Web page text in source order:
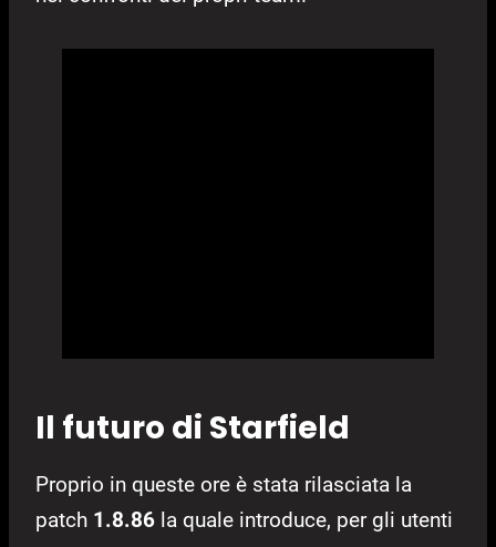
Il futuro di Starfield
Proprio in queste ore è stata rilasciata la
patch 1.8.86 la quale introduce, per gli utenti